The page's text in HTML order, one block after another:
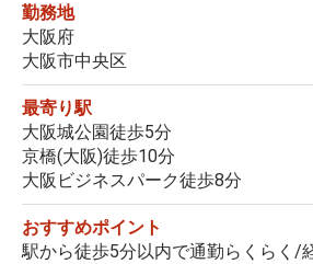
勤務地
大阪府
大阪市中央区
最寄り駅
大阪城公園徒歩5分
京橋(大阪)徒歩10分
大阪ビジネスパーク徒歩8分
おすすめポイント
駅から徒歩5分以内で通勤らくらく/